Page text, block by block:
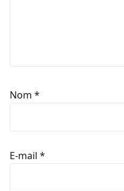
Nom *
E-mail *